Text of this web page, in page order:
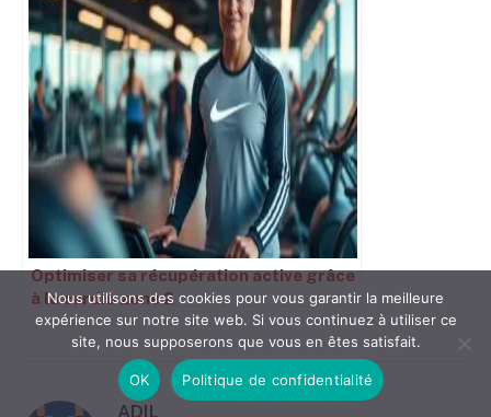
Optimiser sa récupération active grâce
à la cardio zone 2
ADIL
Nous utilisons des cookies pour vous garantir la meilleure
expérience sur notre site web. Si vous continuez à utiliser ce
site, nous supposerons que vous en êtes satisfait.
OK Politique de confidentialité